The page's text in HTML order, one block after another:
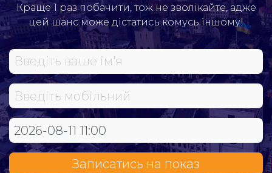
Краще 1 раз побачити, тож не зволікайте, адже
цей шанс може дістатись комусь іншому!
Записатись на показ